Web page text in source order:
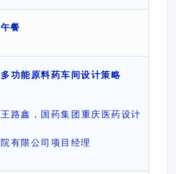
午餐
多功能原料药车间设计策略
王路鑫，国药集团重庆医药设计
院有限公司项目经理